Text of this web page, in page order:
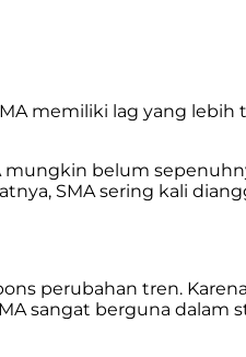
memiliki lag yang
mungkin belum
SMA sering kali
perubahan tren.
sangat berguna